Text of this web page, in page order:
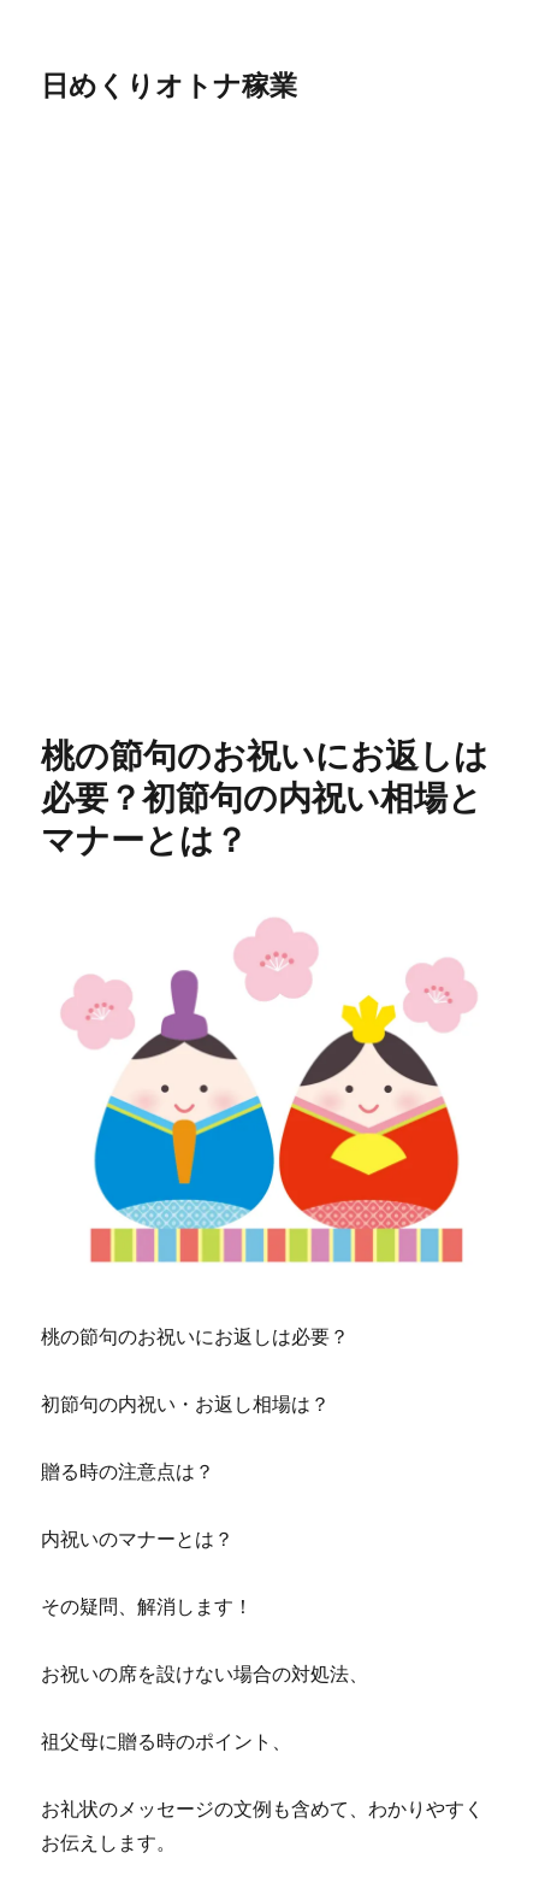
日めくりオトナ稼業
桃の節句のお祝いにお返しは
必要？初節句の内祝い相場と
マナーとは？
桃の節句のお祝いにお返しは必要？
初節句の内祝い・お返し相場は？
贈る時の注意点は？
内祝いのマナーとは？
その疑問、解消します！
お祝いの席を設けない場合の対処法、
祖父母に贈る時のポイント、
お礼状のメッセージの文例も含めて、わかりやすく
お伝えします。